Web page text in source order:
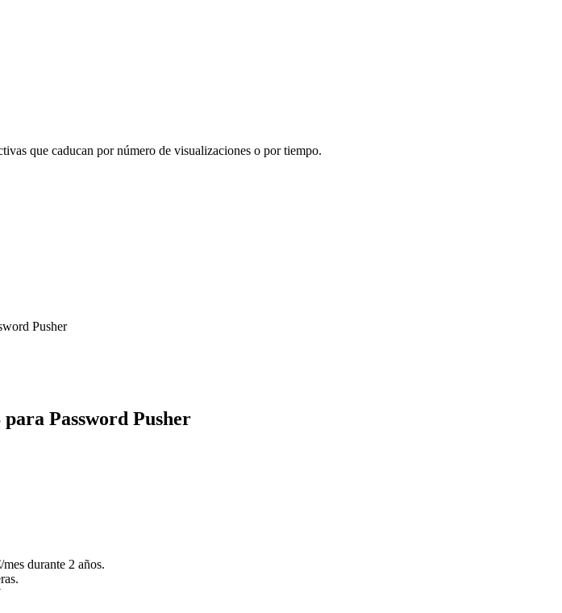
que caducan por número de visualizaciones o por tiempo.
Password Pusher
durante 2 años.